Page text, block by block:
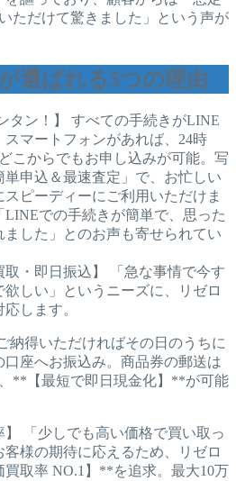
ただけて驚きました」という声が
選ばれる5つの理由
タン！】 すべての手続きがLINE
マートフォンがあれば、24時
こからでもお申し込みが可能。写
申込＆最速査定」で、お忙しい
ピーディーにご利用いただけま
での手続きが簡単で、思った
ました」とのお声も寄せられてい
取・即日振込】 「急な事情で今す
欲しい」というニーズに、リゼロ
します。
納得いただければその日のうちに
口座へお振込み。商品券の郵送は
**【最短で即日現金化】**が可能
】 「少しでも高い価格で買い取っ
様の期待に応えるため、リゼロ
取率 NO.1】**を追求。最大10万